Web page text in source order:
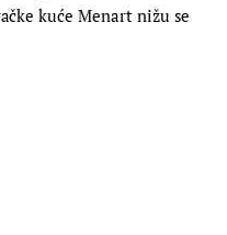
kuće Menart nižu se